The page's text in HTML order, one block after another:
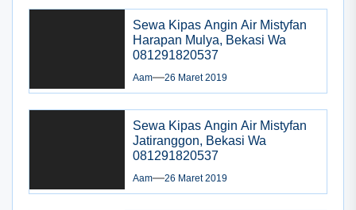
Sewa Kipas Angin Air Mistyfan
Harapan Mulya, Bekasi Wa
081291820537
Aam 26 Maret 2019
Sewa Kipas Angin Air Mistyfan
Jatiranggon, Bekasi Wa
081291820537
Aam 26 Maret 2019